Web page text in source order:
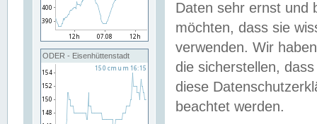
ODER - Eisenhüttenstadt
Daten sehr ernst und
möchten, dass sie
verwenden. Wir
die sicherstellen,
diese
beachtet werden.